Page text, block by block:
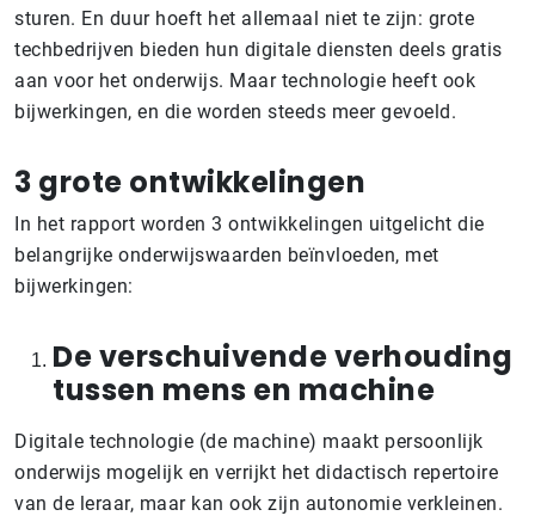
sturen. En duur hoeft het allemaal niet te zijn: grote
techbedrijven bieden hun digitale diensten deels gratis
aan voor het onderwijs. Maar technologie heeft ook
bijwerkingen, en die worden steeds meer gevoeld.
3 grote ontwikkelingen
In het rapport worden 3 ontwikkelingen uitgelicht die
belangrijke onderwijswaarden beïnvloeden, met
bijwerkingen:
De verschuivende verhouding
tussen mens en machine
Digitale technologie (de machine) maakt persoonlijk
onderwijs mogelijk en verrijkt het didactisch repertoire
van de leraar, maar kan ook zijn autonomie verkleinen.